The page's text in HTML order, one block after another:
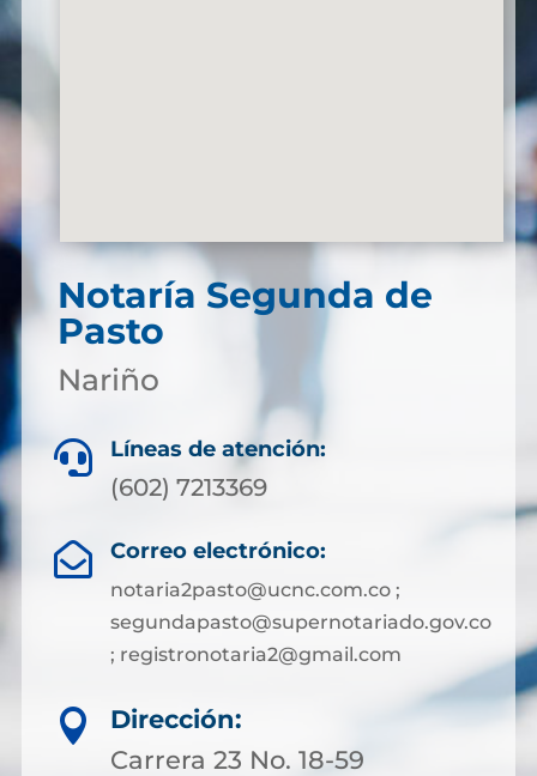
Notaría Segunda de
Pasto
Nariño
 Líneas de atención:
(602) 7213369
 Correo electrónico:
notaria2pasto@ucnc.com.co ;
segundapasto@supernotariado.gov.co
; registronotaria2@gmail.com

Dirección:
Carrera 23 No. 18-59